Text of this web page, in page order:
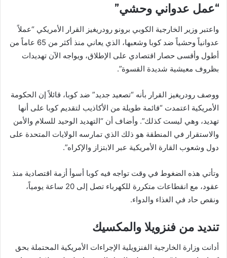
“عمل عدواني وحشي”
واعتبر وزير الخارجية الكوبي برونو رودريغيز القرار الأمريكي “عملاً
عدوانياً وحشياً ضد كوبا وشعبها، الذي يعاني منذ أكثر من 65 عاماً من
أطول وأقسى حصار اقتصادي على الإطلاق، ويواجه الآن تهديدات
بظروف معيشية شديدة القسوة”.
ووصف رودريغيز القرار بأنه “تصعيد جديد” ضد كوبا، قائلاً إن الحكومة
الأمريكية اعتمدت “قائمة طويلة من الأكاذيب لتقديم كوبا على أنها
تهديد، وهي ليست كذلك”. وأضاف أن “التهديد الوحيد للسلام والأمن
والاستقرار في المنطقة هو ذلك الذي تمارسه الولايات المتحدة على
دول وشعوب القارة الأمريكية عبر الابتزاز والإكراه”.
وتأتي هذه الضغوط في وقت تواجه فيه كوبا أسوأ أزمة اقتصادية منذ
عقود، مع انقطاعات متكررة للكهرباء تصل إلى 20 ساعة يومياً،
ونقص حاد في الغذاء والدواء.
تنديد من فنزويلا والمكسيك
أدانت وزارة الخارجية الفنزويلية الإجراءات الأمريكية المحتملة بحق